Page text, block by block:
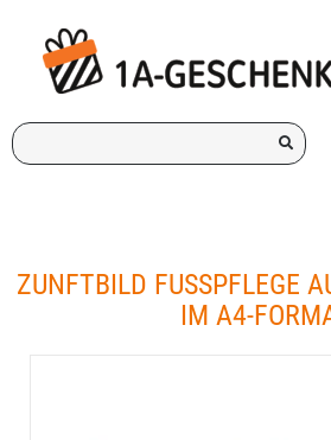
Ich
suche
ZUNFTBILD FUSSPFLEGE
M A4-